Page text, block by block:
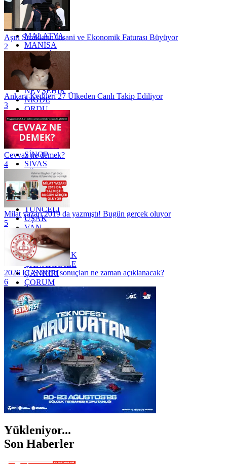
KONYA
KÜTAHYA
KİLİS
MALATYA
MANİSA
MARDİN
MERSİN
MUĞLA
MUŞ
NEVŞEHİR
NİĞDE
ORDU
OSMANİYE
RİZE
SAKARYA
SAMSUN
SİNOP
SİVAS
SİİRT
TEKİRDAĞ
TOKAT
TRABZON
TUNCELİ
UŞAK
VAN
YALOVA
YOZGAT
ZONGULDAK
ÇANAKKALE
ÇANKIRI
ÇORUM
İSTANBUL
İZMİR
ŞANLIURFA
ŞIRNAK
Aşırı Sıcakların İnsani ve Ekonomik Faturası Büyüyor
2
Ankara Kedileri 27 Ülkeden Canlı Takip Ediliyor
3
Cevvaz ne demek?
4
Milat yazarı 2019 da yazmıştı! Bugün gerçek oluyor
5
2026 LGS tercih sonuçları ne zaman açıklanacak?
6
Yükleniyor...
Son Haberler